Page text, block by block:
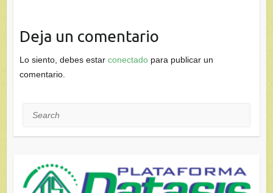
Deja un comentario
Lo siento, debes estar conectadopara publicar un
comentario.
Search